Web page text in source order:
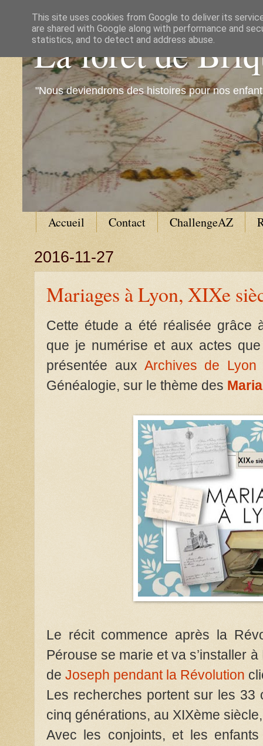
La forêt de
"Nous deviendrons des histoires pour nos
Accueil Contact ChallengeAZ
2016-11-27
Mariages à Lyon, XIXe
Cette étude a été réalisée grâce
que je numérise et aux actes
présentée aux Archives de Lyon
Généalogie, sur le thème des
Le récit commence après la
Pérouse se marie et va s’installer
de Joseph pendant la Révolution
Les recherches portent sur les
cinq générations, au XIXème
Avec les conjoints, et les
This site uses cookies from Google to deliver its
are shared with Google along with performance and
statistics, and to detect and address abuse.